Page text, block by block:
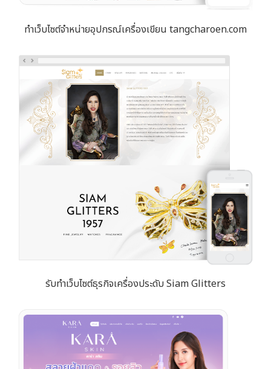
ทำเว็บไซต์จำหน่ายอุปกรณ์เครื่องเขียน tangcharoen.com
รับทำเว็บไซต์ธุรกิจเครื่องประดับ Siam Glitters